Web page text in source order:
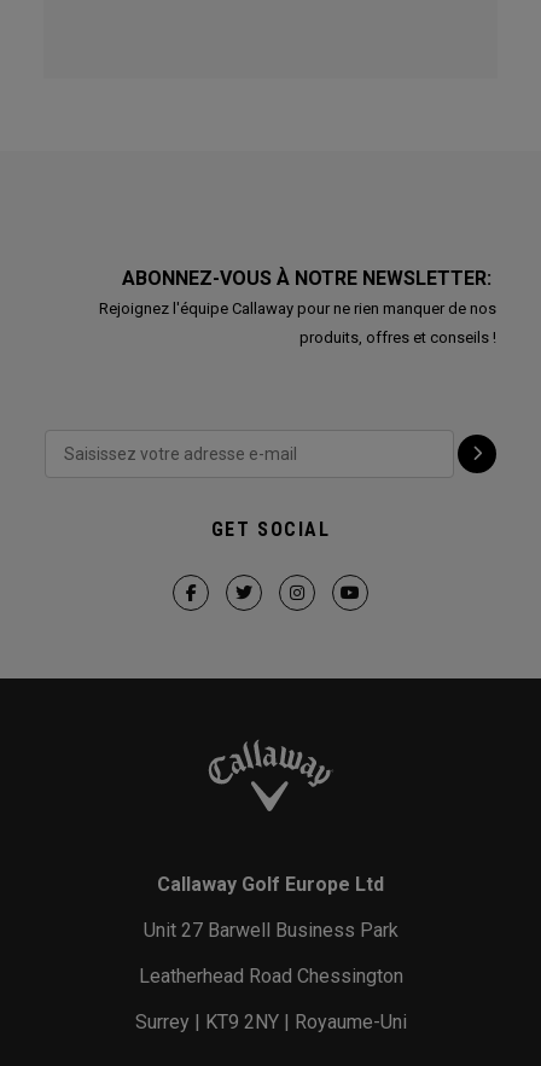
ABONNEZ-VOUS À NOTRE NEWSLETTER:
Rejoignez l'équipe Callaway pour ne rien manquer de nos
produits, offres et conseils !
GET SOCIAL
Callaway Golf Europe Ltd
Unit 27 Barwell Business Park
Leatherhead Road Chessington
Surrey | KT9 2NY | Royaume-Uni